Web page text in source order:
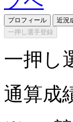
プロフィール 近況
一押し選手登録
一押し
通算成